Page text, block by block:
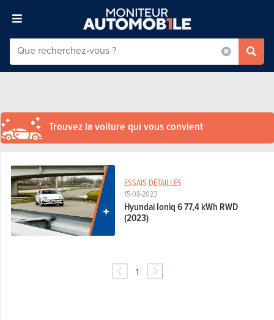
Trouvez la voiture qui vous convient
15-08-2023
ESSAIS DÉTAILLÉS
Hyundai Ioniq 6 77,4 kWh RWD
(2023)
1